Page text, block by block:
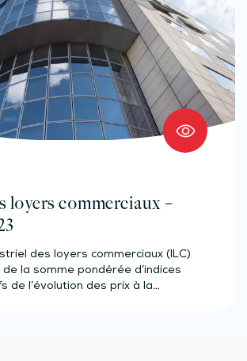
loyers commerciaux –
des loyers commerciaux (ILC)
la somme pondérée d’indices
de l’évolution des prix à la…